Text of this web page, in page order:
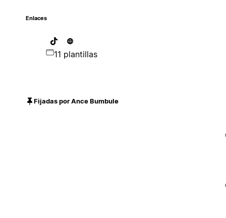
Enlaces
11 plantillas
Fijadas por Ance Bumbule